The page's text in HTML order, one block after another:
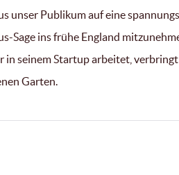
unser Publikum auf eine
Sage ins frühe England
in seinem Startup arbeitet,
Garten.